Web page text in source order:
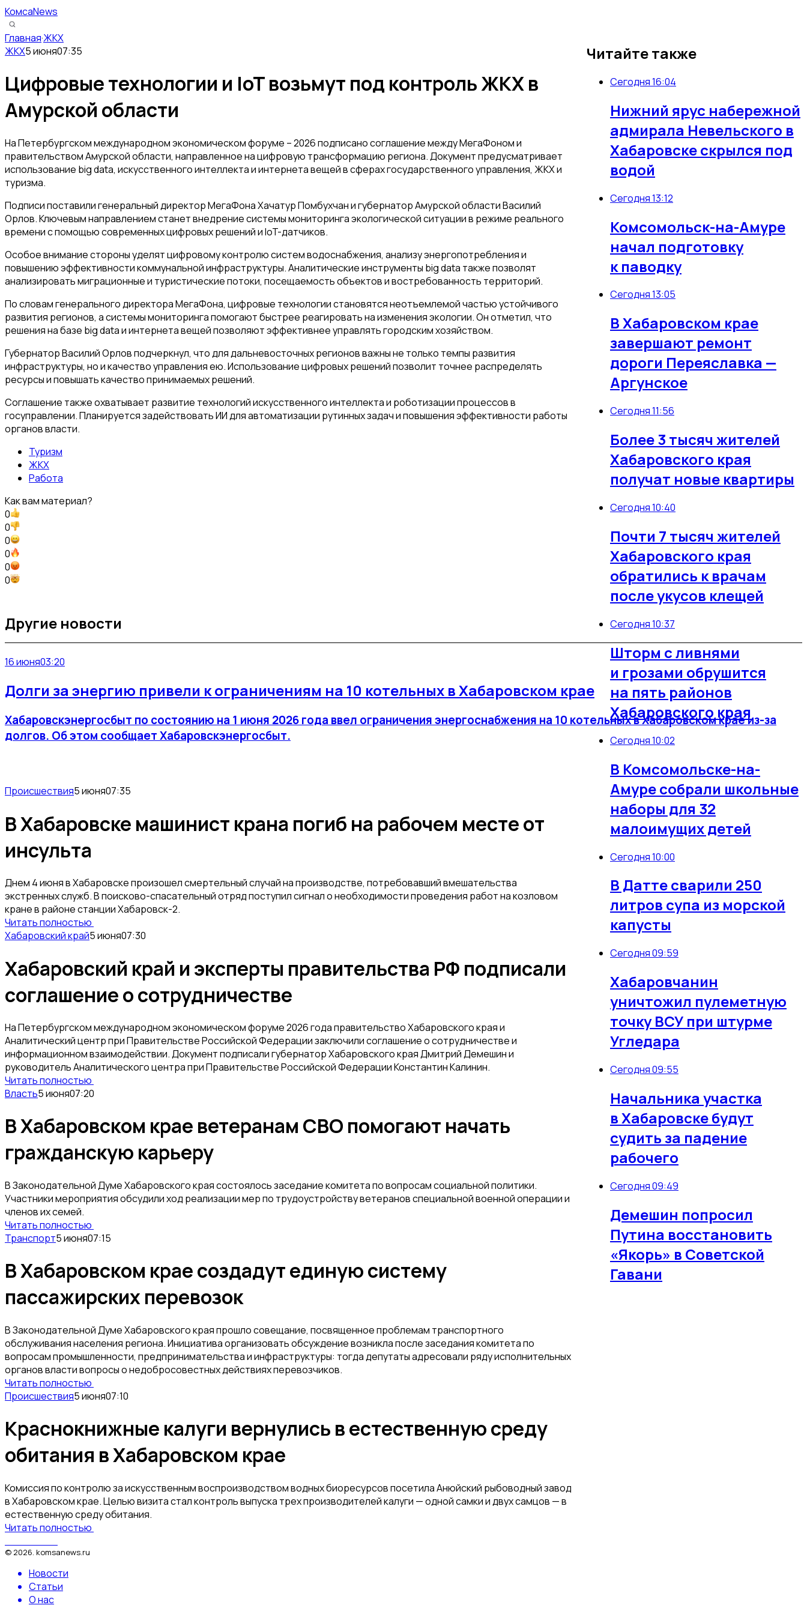
КомсаNews
Главная·ЖКХ
ЖКХ5 июня07:35
Цифровые технологии и IoT возьмут под контроль ЖКХ в
Амурской области
На Петербургском международном экономическом форуме – 2026 подписано соглашение между МегаФоном и
правительством Амурской области, направленное на цифровую трансформацию региона. Документ предусматривает
использование big data, искусственного интеллекта и интернета вещей в сферах государственного управления, ЖКХ и
туризма.
Подписи поставили генеральный директор МегаФона Хачатур Помбухчан и губернатор Амурской области Василий
Орлов. Ключевым направлением станет внедрение системы мониторинга экологической ситуации в режиме реального
времени с помощью современных цифровых решений и IoT-датчиков.
Особое внимание стороны уделят цифровому контролю систем водоснабжения, анализу энергопотребления и
повышению эффективности коммунальной инфраструктуры. Аналитические инструменты big data также позволят
анализировать миграционные и туристические потоки, посещаемость объектов и востребованность территорий.
По словам генерального директора МегаФона, цифровые технологии становятся неотъемлемой частью устойчивого
развития регионов, а системы мониторинга помогают быстрее реагировать на изменения экологии. Он отметил, что
решения на базе big data и интернета вещей позволяют эффективнее управлять городским хозяйством.
Губернатор Василий Орлов подчеркнул, что для дальневосточных регионов важны не только темпы развития
инфраструктуры, но и качество управления ею. Использование цифровых решений позволит точнее распределять
ресурсы и повышать качество принимаемых решений.
Соглашение также охватывает развитие технологий искусственного интеллекта и роботизации процессов в
госуправлении. Планируется задействовать ИИ для автоматизации рутинных задач и повышения эффективности работы
органов власти.
Туризм
ЖКХ
Работа
Как вам материал?
0
0
0
0
0
0
Читайте также
Сегодня 16:04
Нижний ярус набережной
адмирала Невельского в
Хабаровске скрылся под
водой
Сегодня 13:12
Комсомольск-на-Амуре
начал подготовку
к паводку
Сегодня 13:05
В Хабаровском крае
завершают ремонт
дороги Переяславка —
Аргунское
Сегодня 11:56
Более 3 тысяч жителей
Хабаровского края
получат новые квартиры
Сегодня 10:40
Почти 7 тысяч жителей
Хабаровского края
обратились к врачам
после укусов клещей
Сегодня 10:37
Шторм с ливнями
и грозами обрушится
на пять районов
Хабаровского края
Сегодня 10:02
В Комсомольске-на-
Амуре собрали школьные
наборы для 32
малоимущих детей
Сегодня 10:00
В Датте сварили 250
литров супа из морской
капусты
Сегодня 09:59
Хабаровчанин
уничтожил пулеметную
точку ВСУ при штурме
Угледара
Сегодня 09:55
Начальника участка
в Хабаровске будут
судить за падение
рабочего
Сегодня 09:49
Демешин попросил
Путина восстановить
«Якорь» в Советской
Гавани
Другие новости
16 июня03:20
Долги за энергию привели к ограничениям на 10 котельных в Хабаровском крае
Хабаровскэнергосбыт по состоянию на 1 июня 2026 года ввел ограничения энергоснабжения на 10 котельных в Хабаровском крае из-за
долгов. Об этом сообщает Хабаровскэнергосбыт.
Происшествия5 июня07:35
В Хабаровске машинист крана погиб на рабочем месте от
инсульта
Днем 4 июня в Хабаровске произошел смертельный случай на производстве, потребовавший вмешательства
экстренных служб. В поисково-спасательный отряд поступил сигнал о необходимости проведения работ на козловом
кране в районе станции Хабаровск-2.
Читать полностью
Хабаровский край5 июня07:30
Хабаровский край и эксперты правительства РФ подписали
соглашение о сотрудничестве
На Петербургском международном экономическом форуме 2026 года правительство Хабаровского края и
Аналитический центр при Правительстве Российской Федерации заключили соглашение о сотрудничестве и
информационном взаимодействии. Документ подписали губернатор Хабаровского края Дмитрий Демешин и
руководитель Аналитического центра при Правительстве Российской Федерации Константин Калинин.
Читать полностью
Власть5 июня07:20
В Хабаровском крае ветеранам СВО помогают начать
гражданскую карьеру
В Законодательной Думе Хабаровского края состоялось заседание комитета по вопросам социальной политики.
Участники мероприятия обсудили ход реализации мер по трудоустройству ветеранов специальной военной операции и
членов их семей.
Читать полностью
Транспорт5 июня07:15
В Хабаровском крае создадут единую систему
пассажирских перевозок
В Законодательной Думе Хабаровского края прошло совещание, посвященное проблемам транспортного
обслуживания населения региона. Инициатива организовать обсуждение возникла после заседания комитета по
вопросам промышленности, предпринимательства и инфраструктуры: тогда депутаты адресовали ряду исполнительных
органов власти вопросы о недобросовестных действиях перевозчиков.
Читать полностью
Происшествия5 июня07:10
Краснокнижные калуги вернулись в естественную среду
обитания в Хабаровском крае
Комиссия по контролю за искусственным воспроизводством водных биоресурсов посетила Анюйский рыбоводный завод
в Хабаровском крае. Целью визита стал контроль выпуска трех производителей калуги — одной самки и двух самцов — в
естественную среду обитания.
Читать полностью
© 2026 komsanews.ru
Новости
Статьи
О нас